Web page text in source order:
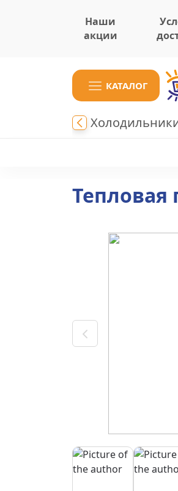
Наши
акции
КАТАЛОГ
Тепловая